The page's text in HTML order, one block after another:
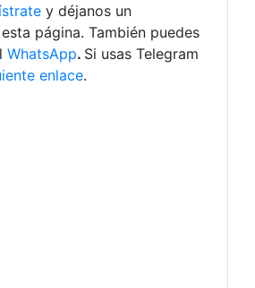
y déjanos un
página. También puedes
WhatsApp. Si usas Telegram
enlace.